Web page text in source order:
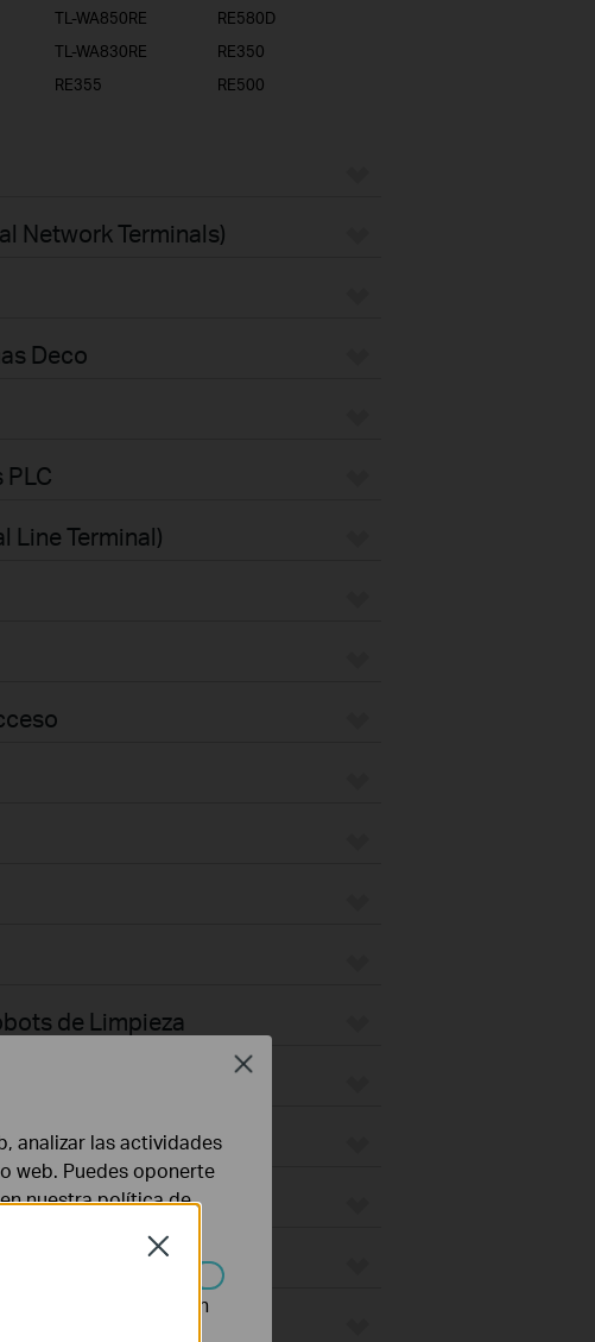
TL-WA850RE
RE580D
TL-WA830RE
RE350
RE355
RE500
Network Terminals)
Deco
Line Terminal)
de Limpieza
Mount
Wall Plate
Outdoor
Close
analizar las actividades
web. Puedes oponerte
nuestrapolítica de
desactivarse en
Close